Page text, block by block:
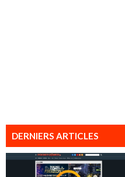
DERNIERS ARTICLES